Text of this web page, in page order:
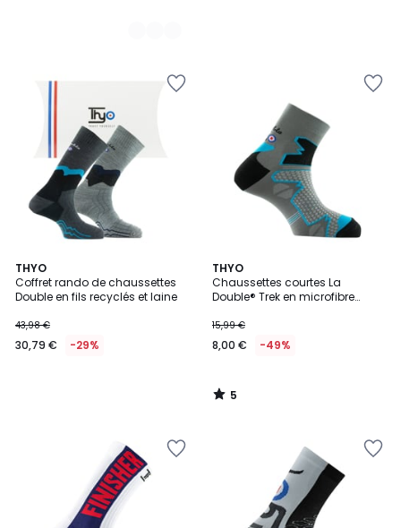
THYO
Coffret rando de chaussettes
Double en fils recyclés et laine
43,98 €
30,79 € -29%
THYO
Chaussettes courtes La
Double® Trek en microfibre
15,99 €
8,00 € -49%
5
/
5
5
/